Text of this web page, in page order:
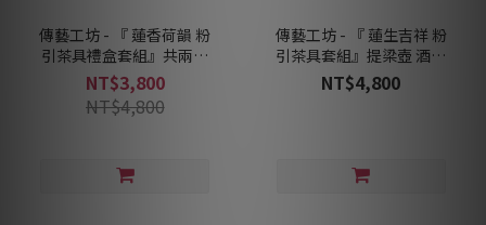
傳藝工坊 - 『 蓮香荷韻 粉
引茶具禮盒套組』共兩款
壺型可選擇 正把壺 側把壺
茶具禮盒
NT$3,800
NT$4,800
傳藝工坊 - 『 蓮生吉祥 粉
引茶具套組』提梁壺 酒精
爐 茶具禮盒
NT$4,800